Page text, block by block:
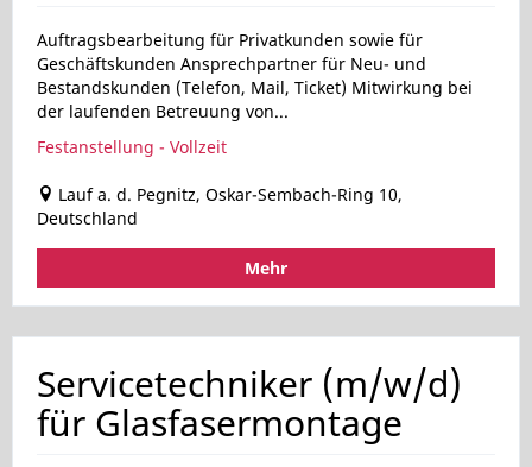
Auftragsbearbeitung für Privatkunden sowie für
Geschäftskunden Ansprechpartner für Neu- und
Bestandskunden (Telefon, Mail, Ticket) Mitwirkung bei
der laufenden Betreuung von...
Festanstellung - Vollzeit
Lauf a. d. Pegnitz, Oskar-Sembach-Ring 10,
Deutschland
Mehr
Servicetechniker (m/w/d)
für Glasfasermontage